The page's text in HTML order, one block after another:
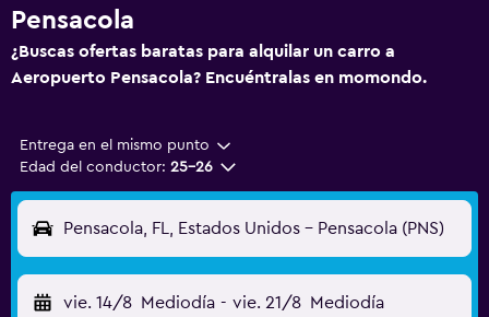
Pensacola
¿Buscas ofertas baratas para alquilar un carro a
Aeropuerto Pensacola? Encuéntralas en momondo.
Entrega en el mismo punto
Edad del conductor: 25-26
Pensacola, FL, Estados Unidos - Pensacola (PNS)
vie. 14/8 Mediodía - vie. 21/8 Mediodía